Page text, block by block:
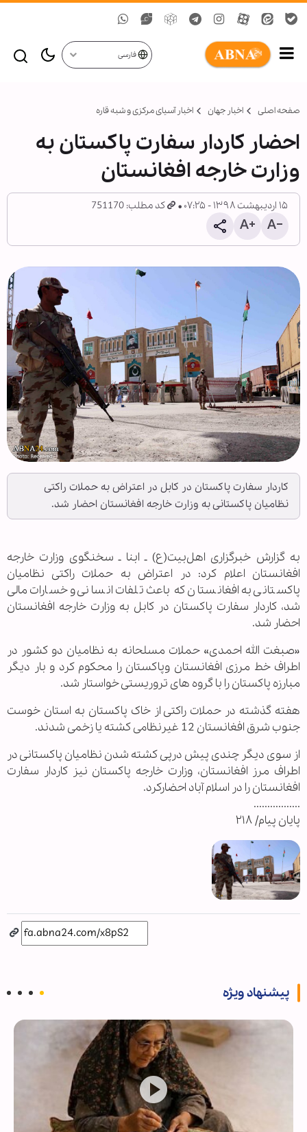
فارسی
صفحه اصلی اخبار جهان اخبار آسیای مرکزی و شبه قاره
احضار کاردار سفارت پاکستان به
وزارت خارجه افغانستان
۱۵ اردیبهشت ۱۳۹۸ - ۰۷:۲۵ کد مطلب: 751170
کاردار سفارت پاکستان در کابل در اعتراض به حملات راکتی
نظامیان پاکستانی به وزارت خارجه افغانستان احضار شد.
به گزارش خبرگزاری اهل‌بیت(ع) ـ ابنا ـ سخنگوی وزارت خارجه
افغانستان اعلام کرد: در اعتراض به حملات راکتی نظامیان
پاکستانی به افغانستان که باعث تلفات انسانی و خسارات مالی
شد، کاردار سفارت پاکستان در کابل به وزارت خارجه افغانستان
احضار شد.
«صبغت الله احمدی» حملات مسلحانه به نظامیان دو کشور در
اطراف خط مرزی افغانستان وپاکستان را محکوم کرد و بار دیگر
مبارزه پاکستان را با گروه های تروریستی خواستار شد.
هفته گذشته در حملات راکتی از خاک پاکستان به استان خوست
جنوب شرق افغانستان 12 غیرنظامی کشته یا زخمی شدند.
از سوی دیگر چندی پیش درپی کشته شدن نظامیان پاکستانی در
اطراف مرز افغانستان، وزارت خارجه پاکستان نیز کاردار سفارت
افغانستان را در اسلام آباد احضارکرد.
.................
پایان پیام/ ۲۱۸
پیشنهاد ویژه